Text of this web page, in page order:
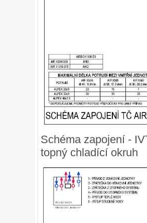
Schéma zapojení -
topný chladící okruh